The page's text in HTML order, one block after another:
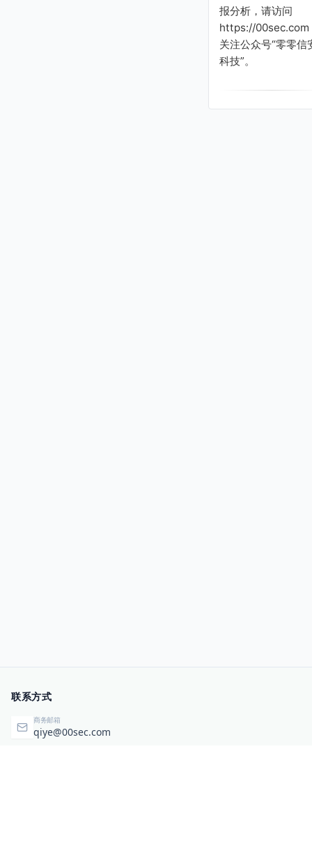
报分析，请访问
https://00sec.com
关注公众号“零零信
科技”。
联系方式
商务邮箱
qiye@00sec.com